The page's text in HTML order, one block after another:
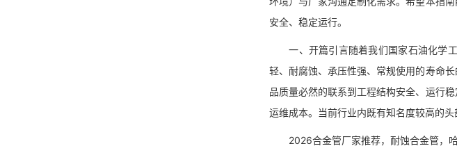
安全、稳定运行。
一、开篇引言随着我们国家石油化学工
轻、耐腐蚀、承压性强、常规使用的寿命
品质量必然的联系到工程结构安全、运行
运维成本。当前行业内既有知名度较高的
2026合金管厂家推荐，耐蚀合金管，哈